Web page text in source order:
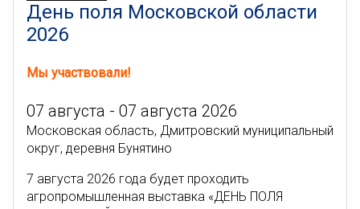
День поля Московской области
2026
Мы участвовали!
07 августа - 07 августа 2026
Московская область, Дмитровский муниципальный
округ, деревня Бунятино
7 августа 2026 года будет проходить
агропромышленная выставка «ДЕНЬ ПОЛЯ